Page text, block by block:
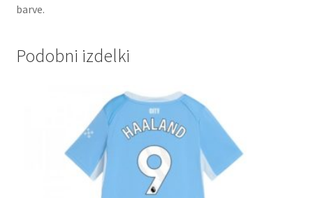
barve.
Podobni izdelki